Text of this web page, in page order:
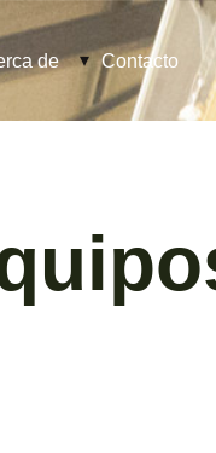
de Contacto